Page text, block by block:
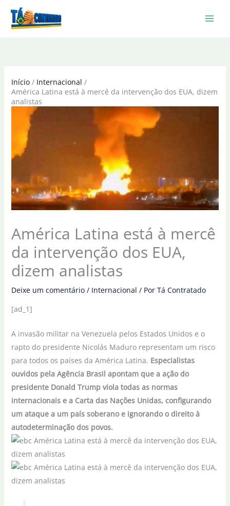
Início
Internacional
América Latina está à mercê da intervenção dos EUA, dizem
analistas
América Latina está à mercê
da intervenção dos EUA,
dizem analistas
Deixe um comentário / Internacional / Por Tá Contratado
[ad_1]
A invasão militar na Venezuela pelos Estados Unidos e o
rapto do presidente Nicolás Maduro representam um risco
para todos os países da América Latina. Especialistas
ouvidos pela Agência Brasil apontam que a ação do
presidente Donald Trump viola todas as normas
internacionais e a Carta das Nações Unidas, configurando
um ataque a um país soberano e ignorando o direito à
autodeterminação dos povos.